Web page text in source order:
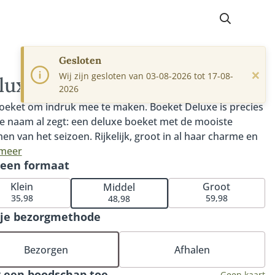
om indruk mee te maken. Boeket Deluxe is precies
naam al zegt: een deluxe boeket met de mooiste
van het seizoen. Rijkelijk, groot in al haar charme en
blikvanger. Een boeket vol energieke kleuren en
bloemen. Een absolute aanrader. Tip: bestel onze
chocolade of bonbons of kies voor een bijpassende
(de perfecte match met dit boeket).
formaat
Klein
35,98
Middel
48,98
Groot
59,98
bezorgmethode
Bezorgen Afhalen
Gesloten
Wij zijn gesloten van 03-08-2026 tot 17-08-
2026
×